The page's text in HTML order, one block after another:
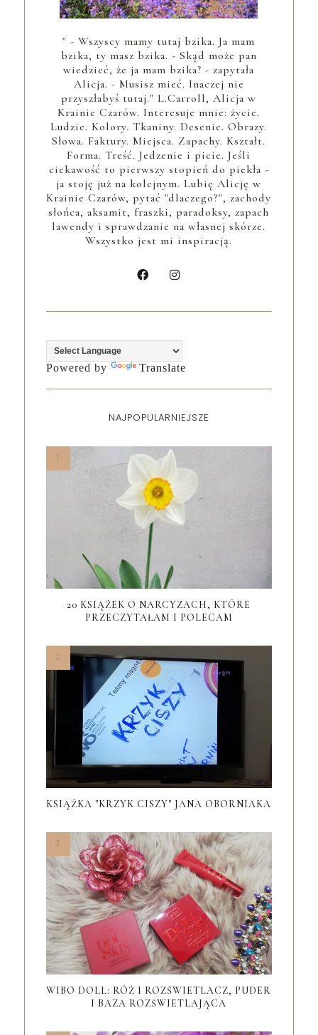
" - Wszyscy mamy tutaj bzika. Ja mam
bzika, ty masz bzika. - Skąd może pan
wiedzieć, że ja mam bzika? - zapytała
Alicja. - Musisz mieć. Inaczej nie
przyszłabyś tutaj." L.Carroll, Alicja w
Krainie Czarów. Interesuje mnie: życie.
Ludzie. Kolory. Tkaniny. Desenie. Obrazy.
Słowa. Faktury. Miejsca. Zapachy. Kształt.
Forma. Treść. Jedzenie i picie. Jeśli
ciekawość to pierwszy stopień do piekła -
ja stoję już na kolejnym. Lubię Alicję w
Krainie Czarów, pytać "dlaczego?", zachody
słońca, aksamit, fraszki, paradoksy, zapach
lawendy i sprawdzanie na własnej skórze.
Wszystko jest mi inspiracją.
Powered by Translate
NAJPOPULARNIEJSZE
20 KSIĄŻEK O NARCYZACH, KTÓRE
PRZECZYTAŁAM I POLECAM
KSIĄŻKA "KRZYK CISZY" JANA OBORNIAKA
WIBO DOLL: RÓŻ I ROZŚWIETLACZ, PUDER
I BAZA ROZŚWIETLAJĄCA